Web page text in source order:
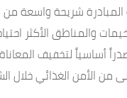
شريحة واسعة من
والمناطق الأكثر
أساسياً لتخفيف
من الأمن الغذائي خلال